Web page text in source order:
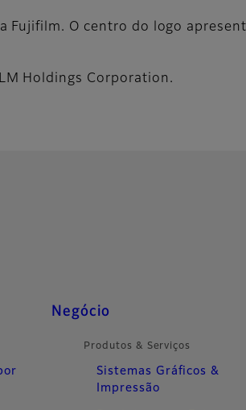
O centro do logo
Holdings Corporation.
Negócio
Produtos & Serviços
Sistemas Gráficos &
Impressão